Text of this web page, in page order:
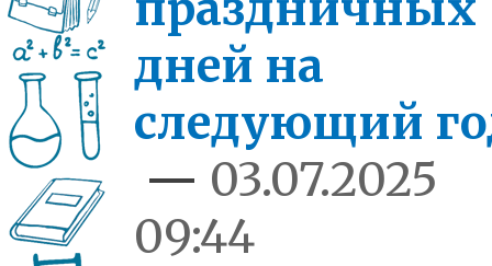
дней на
следующий
— 03.07.2025
09:44